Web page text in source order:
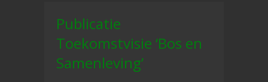
Publicatie
Toekomstvisie ‘Bos en
Samenleving’